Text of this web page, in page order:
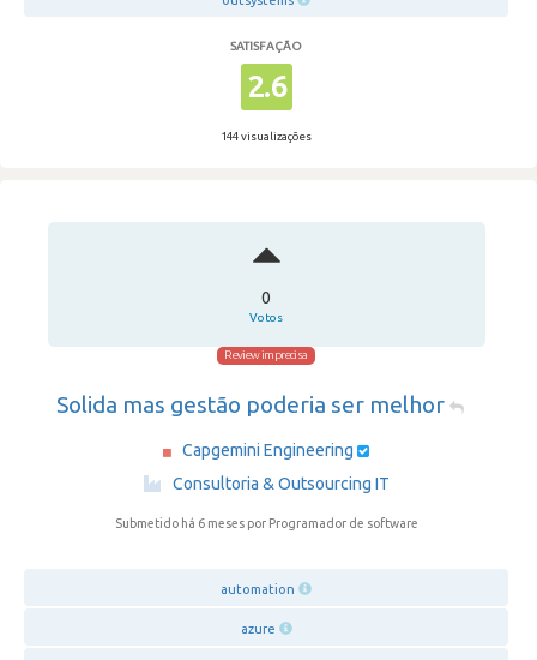
SATISFAÇÃO
2.6
144 visualizações
0
Votos
Review imprecisa
Solida mas gestão poderia ser melhor
Capgemini Engineering
·
Consultoria & Outsourcing IT
Submetido há 6 meses por Programador de software
automation
azure